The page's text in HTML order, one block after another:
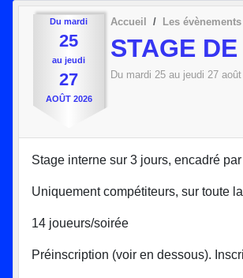
Du mardi
25
au jeudi
27
AOÛT 2026
Accueil Les évènements
STAGE
Du mardi 25 au jeudi 27 août
Stage interne sur 3 jours, encadré
Uniquement compétiteurs, sur toute
14 joueurs/soirée
Préinscription (voir en dessous).